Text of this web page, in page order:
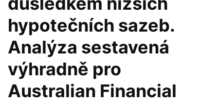
hypotečních sazeb.
Analýza sestavená
výhradně pro
Australian Financial